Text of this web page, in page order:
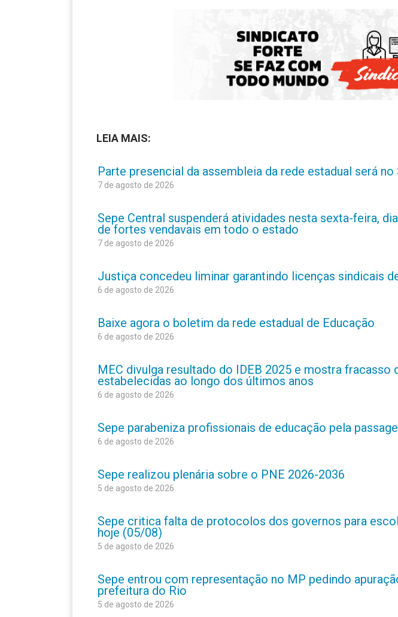
LEIA MAIS:
Parte presencial da assembleia da rede estadual será
7 de agosto de 2026
Sepe Central suspenderá atividades nesta sexta-feira,
de fortes vendavais em todo o estado
7 de agosto de 2026
Justiça concedeu liminar garantindo licenças sindicais
6 de agosto de 2026
Baixe agora o boletim da rede estadual de Educação
6 de agosto de 2026
MEC divulga resultado do IDEB 2025 e mostra
estabelecidas ao longo dos últimos anos
6 de agosto de 2026
Sepe parabeniza profissionais de educação pela
6 de agosto de 2026
Sepe realizou plenária sobre o PNE 2026-2036
5 de agosto de 2026
Sepe critica falta de protocolos dos governos para
hoje (05/08)
5 de agosto de 2026
Sepe entrou com representação no MP pedindo
prefeitura do Rio
5 de agosto de 2026